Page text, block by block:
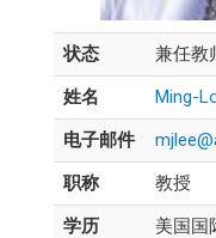
状态
兼任教
姓名
Ming-
电子邮件
职称
教授
学历
美国国